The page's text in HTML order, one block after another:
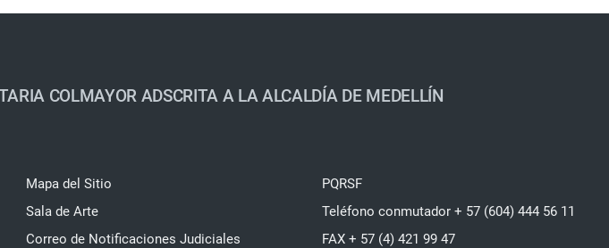
COLMAYOR ADSCRITA A LA ALCALDÍA DE MEDELLÍN
Mapa del Sitio
Sala de Arte
Correo de Notificaciones Judiciales
PQRSF
Teléfono conmutador + 57 (604) 444 56 11
FAX + 57 (4) 421 99 47